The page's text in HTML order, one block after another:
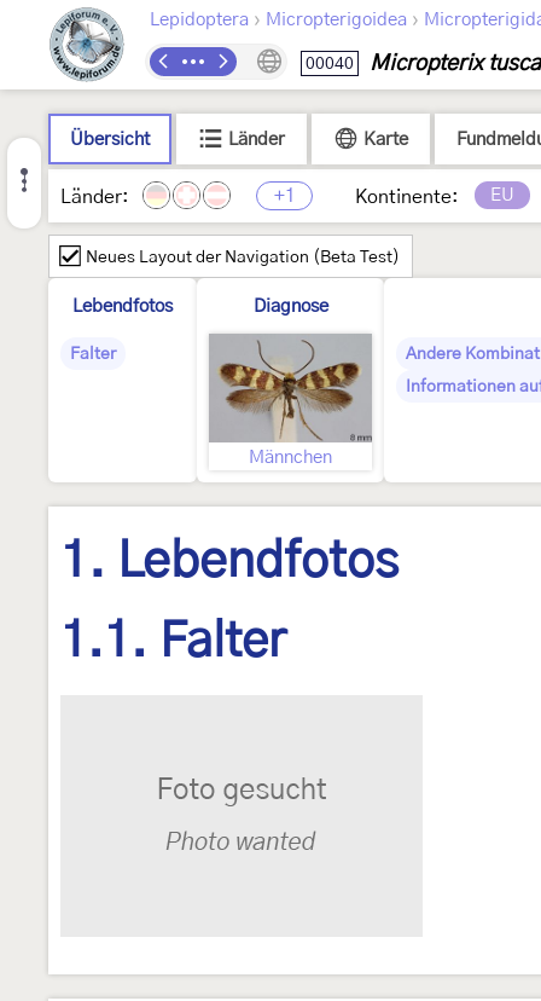
Lepidoptera › Micropterigoidea ›
00040 Micropterix
Übersicht Länder Karte
Länder: +1 Kontinente: EU
Neues Layout der Navigation (Beta Test)
Lebendfotos
Falter
Diagnose
Männchen
Andere
Informationen
1. Lebendfotos
1.1. Falter